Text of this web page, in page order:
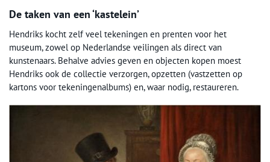
De taken van een ‘kastelein’
Hendriks kocht zelf veel tekeningen en prenten voor het
museum, zowel op Nederlandse veilingen als direct van
kunstenaars. Behalve advies geven en objecten kopen moest
Hendriks ook de collectie verzorgen, opzetten (vastzetten op
kartons voor tekeningenalbums) en, waar nodig, restaureren.